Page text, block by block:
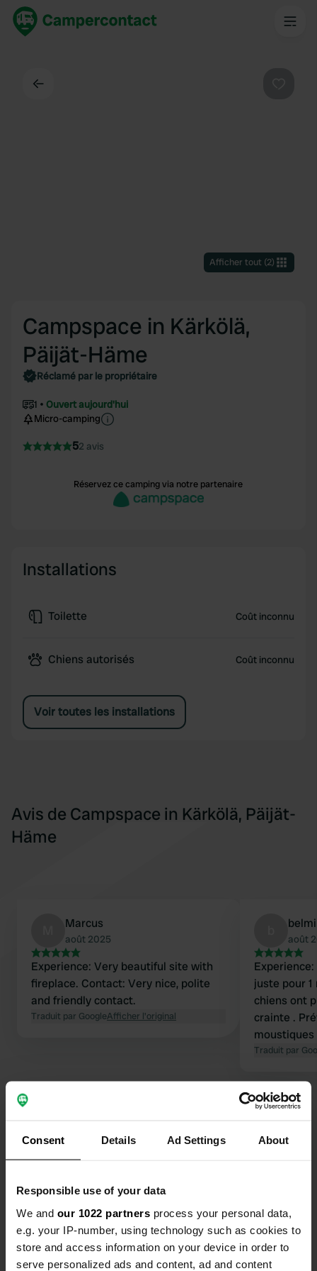
Consent Details Ad Settings About
Responsible use of your data
We and our 1022 partners process your personal data,
e.g. your IP-number, using technology such as cookies to
store and access information on your device in order to
serve personalized ads and content, ad and content
Afficher tout(2)
Campspace in Kärkölä,
Päijät-Häme
Réclamé par le propriétaire
1
Ouvert aujourd'hui
Micro-camping
52 avis
Réservez ce camping via notre partenaire
Installations
Toilette Coût inconnu
Chiens autorisés Coût inconnu
Voir toutes les installations
Avis de Campspace in Kärkölä, Päijät-
Häme
Marcus
août 2025
Experience: Very beautiful site with
fireplace. Contact: Very nice, polite
and friendly contact.
Traduit par GoogleAfficher l'original
août
juste pour 1 nuit Un calme
chiens ont
crainte . Prévoir juste une lotion anti
moustiques Tips: Lotion anti
moustiques Contact: Très agréable ,
Traduit par
Contact
L'adresse sera partagée après la réservation
Emplacement
Kärkölä, Finlande Copie